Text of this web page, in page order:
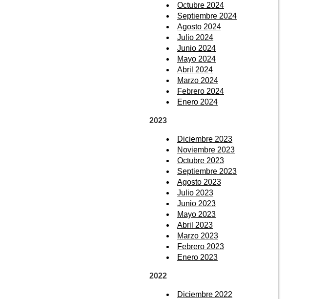
Octubre 2024
Septiembre 2024
Agosto 2024
Julio 2024
Junio 2024
Mayo 2024
Abril 2024
Marzo 2024
Febrero 2024
Enero 2024
2023
Diciembre 2023
Noviembre 2023
Octubre 2023
Septiembre 2023
Agosto 2023
Julio 2023
Junio 2023
Mayo 2023
Abril 2023
Marzo 2023
Febrero 2023
Enero 2023
2022
Diciembre 2022